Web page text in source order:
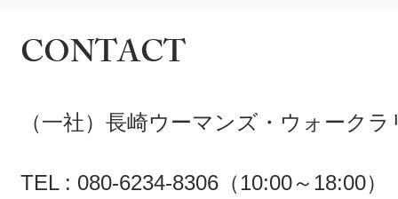
CONTACT
（一社）長崎ウーマンズ・ウォークラ
TEL : 080-6234-8306（10:00～18:00）